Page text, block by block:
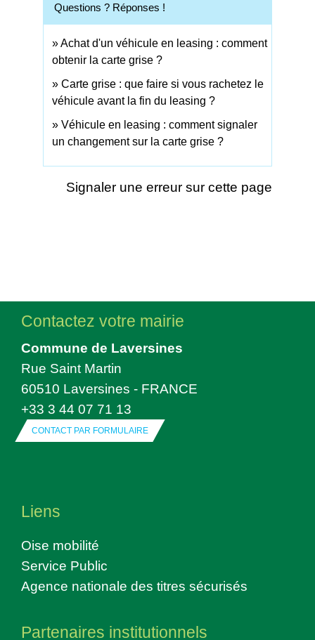
Questions ? Réponses !
Achat d'un véhicule en leasing : comment
obtenir la carte grise ?
Carte grise : que faire si vous rachetez le
véhicule avant la fin du leasing ?
Véhicule en leasing : comment signaler
un changement sur la carte grise ?
Signaler une erreur sur cette page
Contactez votre mairie
Commune de Laversines
Rue Saint Martin
60510 Laversines - FRANCE
+33 3 44 07 71 13
CONTACT PAR FORMULAIRE
Liens
Oise mobilité
Service Public
Agence nationale des titres sécurisés
Partenaires institutionnels